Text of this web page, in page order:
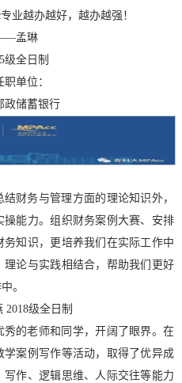
专业越办越好，越办越强！
孟琳
级全日制
职单位：
政储蓄银行
财务与管理方面的理论知识外，
能力。组织财务案例大赛、安排
知识，更培养我们在实际工作中
论与实践相结合，帮助我们更好
。
2018级全日制
的老师和同学，开阔了眼界。在
案例写作等活动，取得了优异成
作、逻辑思维、人际交往等能力